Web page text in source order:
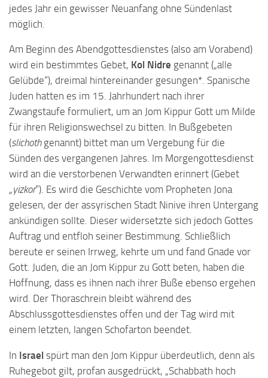
jedes Jahr ein gewisser Neuanfang ohne Sündenlast
möglich.
Am Beginn des Abendgottesdienstes (also am Vorabend)
wird ein bestimmtes Gebet, Kol Nidre genannt („alle
Gelübde“), dreimal hintereinander gesungen*. Spanische
Juden hatten es im 15. Jahrhundert nach ihrer
Zwangstaufe formuliert, um an Jom Kippur Gott um Milde
für ihren Religionswechsel zu bitten. In Bußgebeten
(slichothgenannt) bittet man um Vergebung für die
Sünden des vergangenen Jahres. Im Morgengottesdienst
wird an die verstorbenen Verwandten erinnert (Gebet
„yizkor“). Es wird die Geschichte vom Propheten Jona
gelesen, der der assyrischen Stadt Ninive ihren Untergang
ankündigen sollte. Dieser widersetzte sich jedoch Gottes
Auftrag und entfloh seiner Bestimmung. Schließlich
bereute er seinen Irrweg, kehrte um und fand Gnade vor
Gott. Juden, die an Jom Kippur zu Gott beten, haben die
Hoffnung, dass es ihnen nach ihrer Buße ebenso ergehen
wird. Der Thoraschrein bleibt während des
Abschlussgottesdienstes offen und der Tag wird mit
einem letzten, langen Schofarton beendet.
In Israel spürt man den Jom Kippur überdeutlich, denn als
Ruhegebot gilt, profan ausgedrückt, „Schabbath hoch